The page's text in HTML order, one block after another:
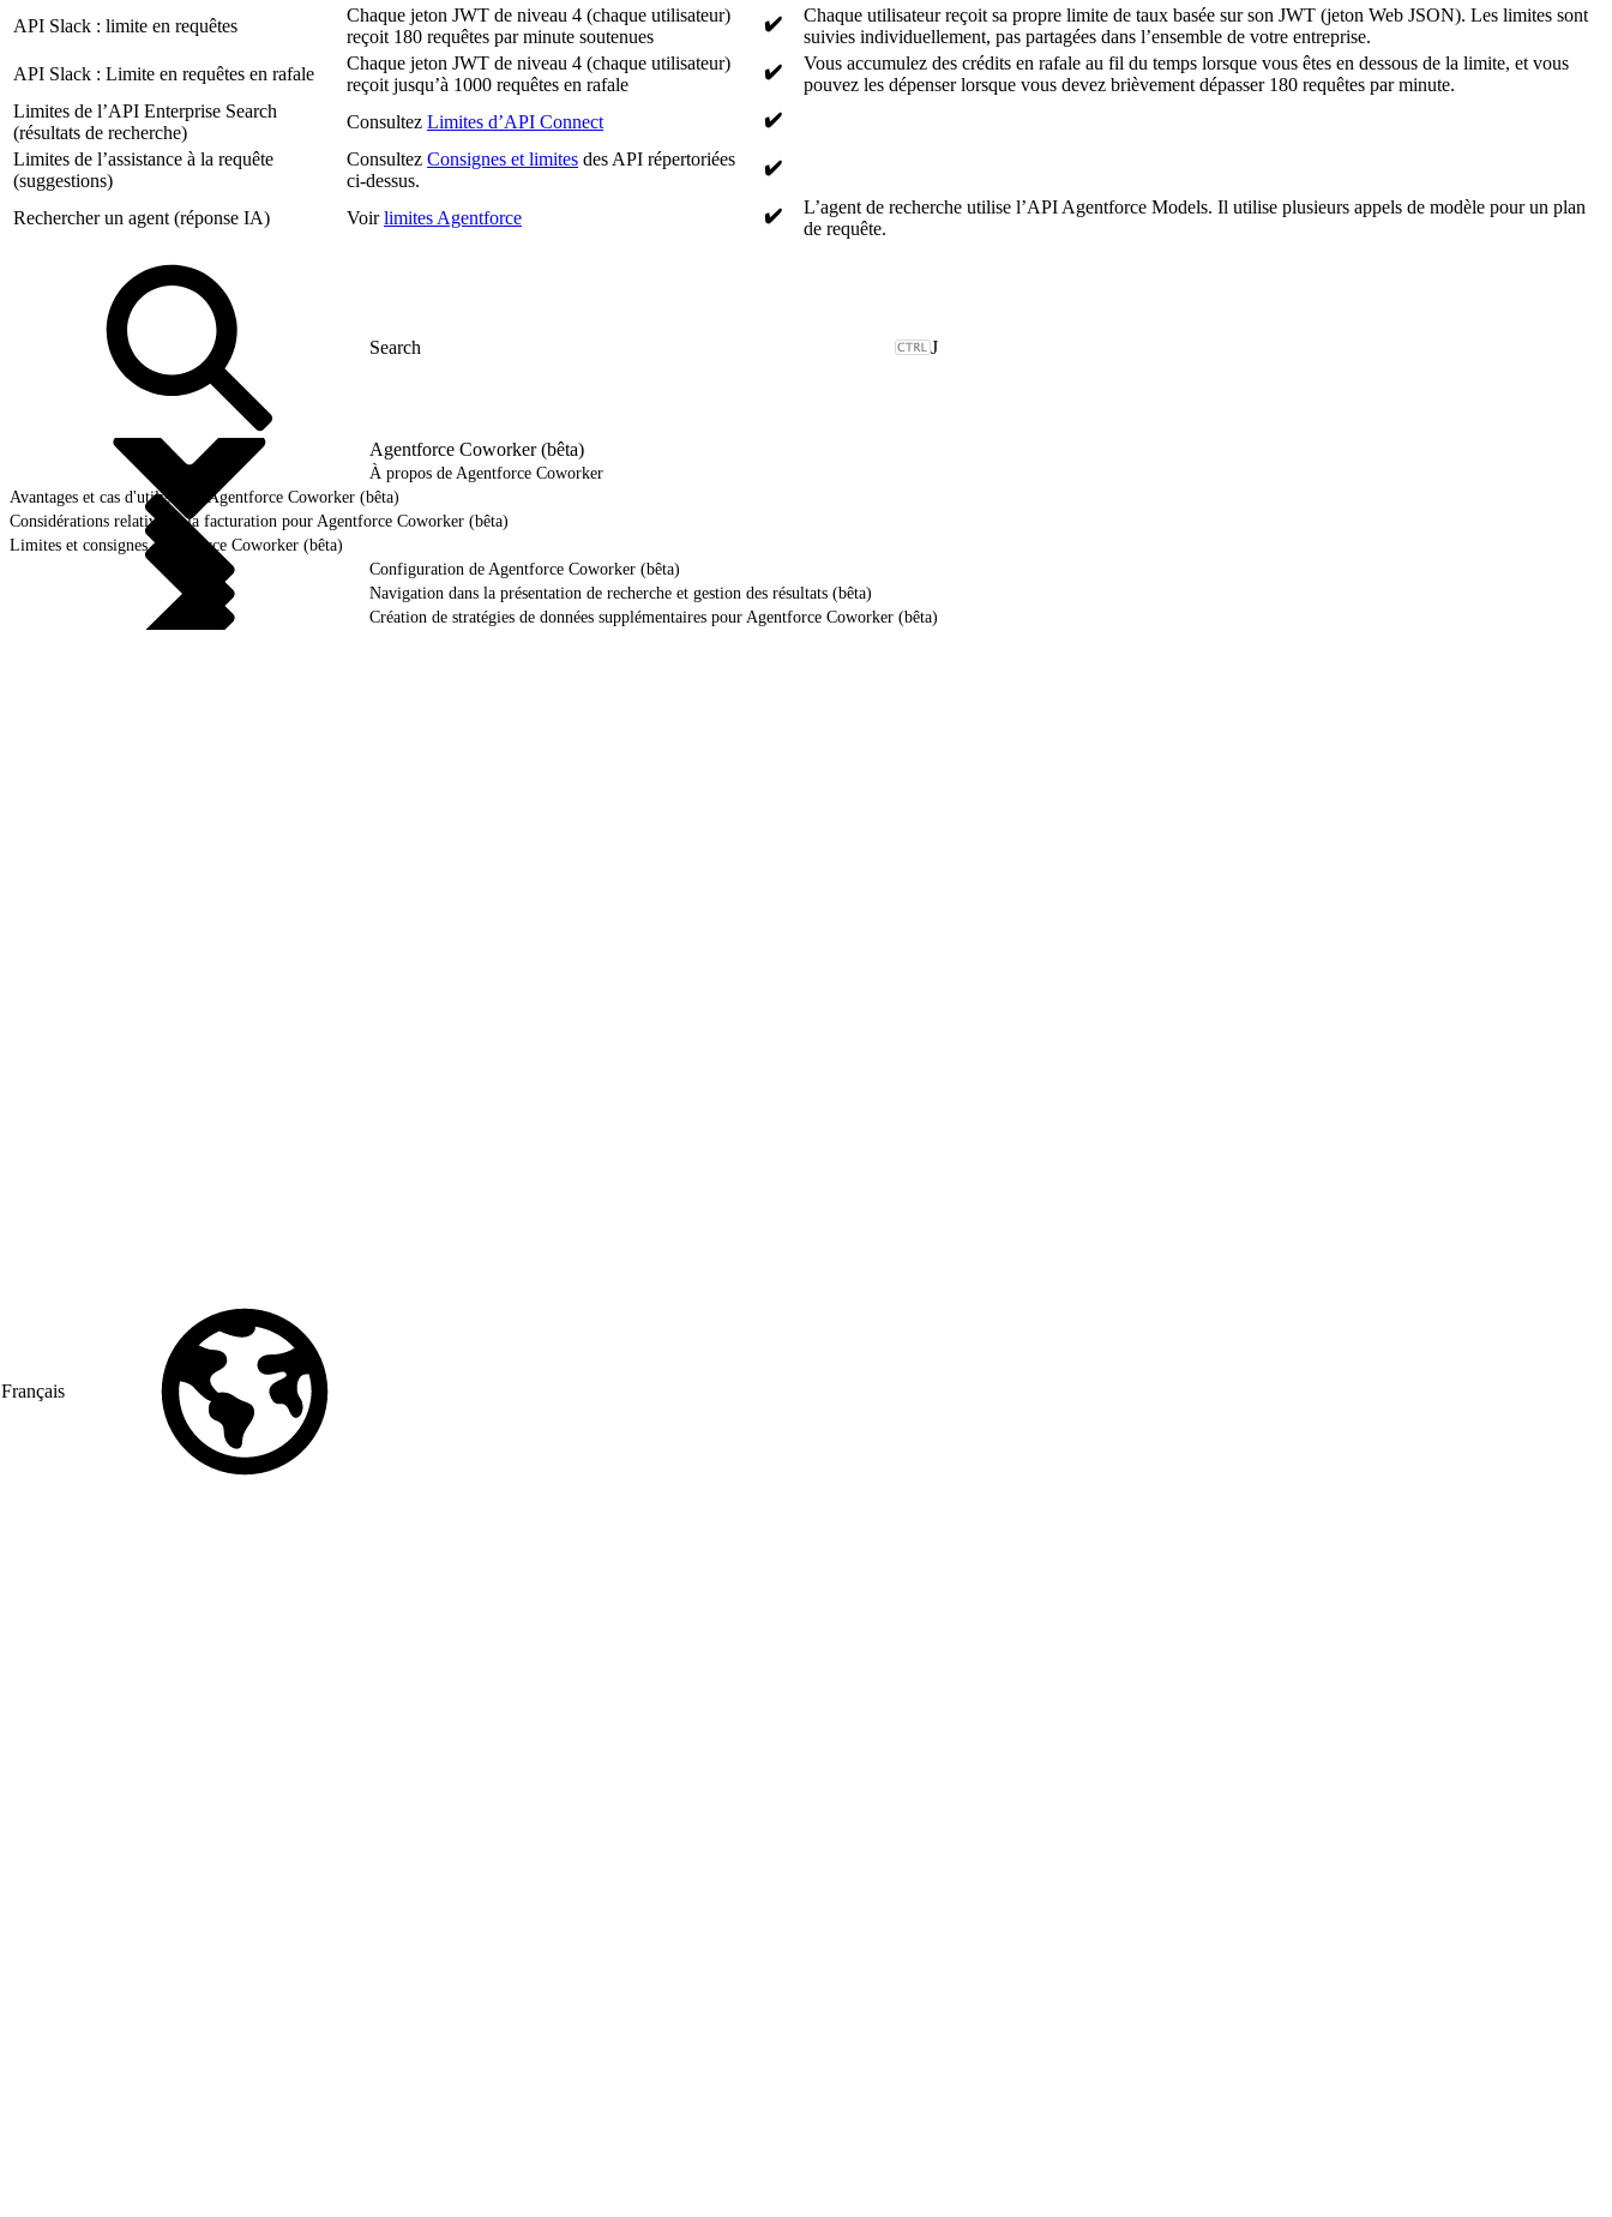
API Slack : limite en requêtes
Chaque jeton JWT de niveau 4 (chaque utilisateur)
reçoit 180 requêtes par minute soutenues
✔️
Chaque utilisateur reçoit sa propre limite de taux basée sur son JWT (jeton Web JSON). Les limites sont
suivies individuellement, pas partagées dans l’ensemble de votre entreprise.
API Slack : Limite en requêtes en rafale
Chaque jeton JWT de niveau 4 (chaque utilisateur)
reçoit jusqu’à 1000 requêtes en rafale
✔️
Vous accumulez des crédits en rafale au fil du temps lorsque vous êtes en dessous de la limite, et vous
pouvez les dépenser lorsque vous devez brièvement dépasser 180 requêtes par minute.
Limites de l’API Enterprise Search
(résultats de recherche)
Consultez Limites d’API Connect
✔️
Limites de l’assistance à la requête
(suggestions)
Consultez Consignes et limites des API répertoriées
ci-dessus.
✔️
Rechercher un agent (réponse IA) Voirlimites Agentforce ✔️
L’agent de recherche utilise l’API Agentforce Models. Il utilise plusieurs appels de modèle pour un plan
de requête.
J
Agentforce Coworker (bêta)
À propos de Agentforce Coworker
Avantages et cas d'utilisation Agentforce Coworker (bêta)
Considérations relatives à la facturation pour Agentforce Coworker (bêta)
Limites et consignes Agentforce Coworker (bêta)
Configuration de Agentforce Coworker (bêta)
Navigation dans la présentation de recherche et gestion des résultats (bêta)
Création de stratégies de données supplémentaires pour Agentforce Coworker (bêta)
Français